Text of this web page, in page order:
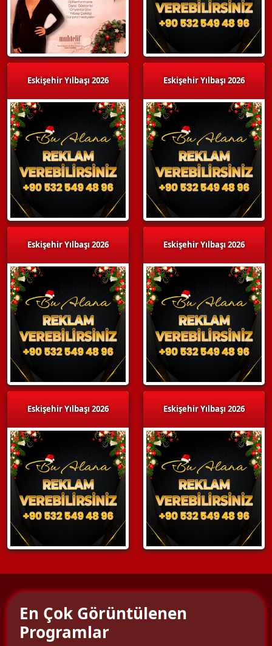
Eskişehir Yılbaşı 2026
Eskişehir Yılbaşı 2026
Eskişehir Yılbaşı 2026
Eskişehir Yılbaşı 2026
Eskişehir Yılbaşı 2026
Eskişehir Yılbaşı 2026
En Çok Görüntülenen
Programlar